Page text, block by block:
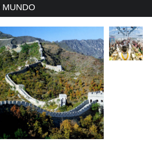
MUNDO